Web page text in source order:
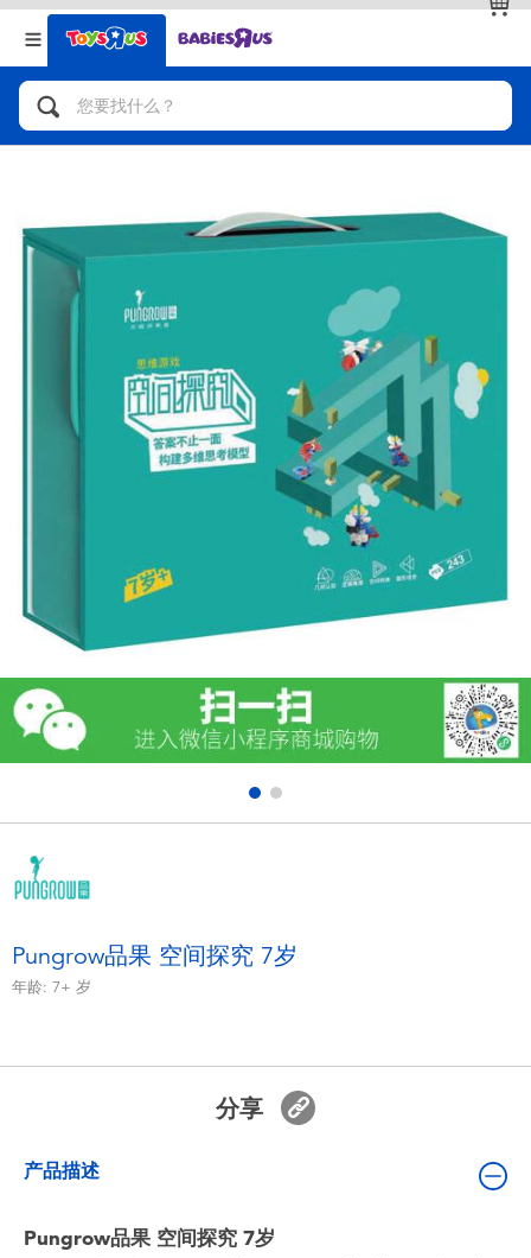
返回
分类目录
人气英雄，角色扮演，射击玩具
玩具车，货车，火车及遥控系列
手工艺，文具，蜡笔，泥胶，画板
娃娃，芭比，收藏公仔
游戏及拼图系列
益智学习玩具
户外及运动产品
模仿，化妆及造型系列
毛绒公仔玩具
返回
品牌
查看全部
Pungrow品果 空间探究 7岁
年龄: 7+ 岁
分享
产品描述
Pungrow品果 空间探究 7岁